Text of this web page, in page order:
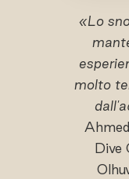
«Lo
molto
Dive